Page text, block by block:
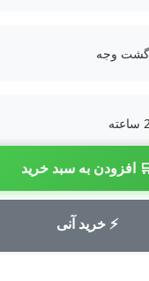
افزودن به سبد خرید
⚡ خرید آنی
وجه